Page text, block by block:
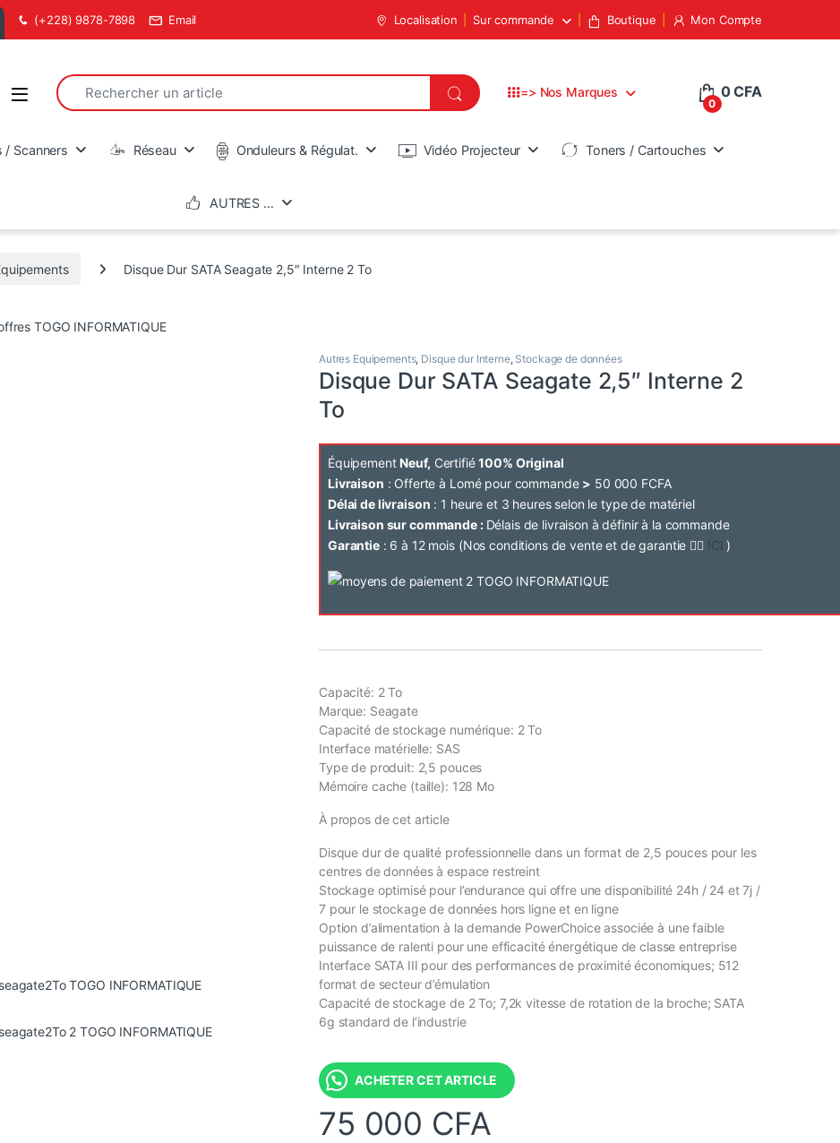
(+228) 9878-7898 Email Localisation Sur commande Boutique Mon Compte
Open
Search for:
=> Nos Marques
0
0CFA
/ Scanners Réseau Onduleurs & Régulat. Vidéo Projecteur Toners / Cartouches
AUTRES …
Disque Dur SATA Seagate 2,5″ Interne 2 To
Autres Equipements, Disque dur Interne, Stockage de données
Disque Dur SATA Seagate 2,5″ Interne 2
To
Équipement Neuf, Certifié100% Original
Livraison : Offerte à Lomé pour commande > 50 000 FCFA
Délai de livraison : 1 heure et 3 heures selon le type de matériel
Livraison sur commande : Délais de livraison à définir à la commande
Garantie: 6 à 12 mois (Nos conditions de vente et de garantie 👉🏽 ICI )
Capacité: 2 To
Marque: Seagate
Capacité de stockage numérique: 2 To
Interface matérielle: SAS
Type de produit: 2,5 pouces
Mémoire cache (taille): 128 Mo
À propos de cet article
Disque dur de qualité professionnelle dans un format de 2,5 pouces pour les
centres de données à espace restreint
Stockage optimisé pour l’endurance qui offre une disponibilité 24h / 24 et 7j /
7 pour le stockage de données hors ligne et en ligne
Option d’alimentation à la demande PowerChoice associée à une faible
puissance de ralenti pour une efficacité énergétique de classe entreprise
Interface SATA III pour des performances de proximité économiques; 512
format de secteur d’émulation
Capacité de stockage de 2 To; 7,2k vitesse de rotation de la broche; SATA
6g standard de l’industrie
ACHETER CET ARTICLE
75 000 CFA
450 000 CFA à 2 560 000 CFA